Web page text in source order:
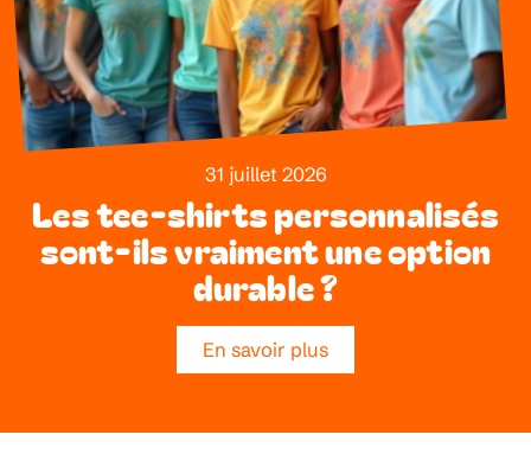
31 juillet 2026
Les tee-shirts personnalisés
sont-ils vraiment une option
durable ?
En savoir plus